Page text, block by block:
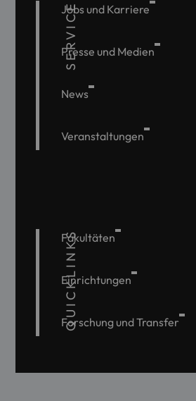
SERVICE
Jobs und Karriere
Presse und Medien
News
Veranstaltungen
QUICKLINKS
Fakultäten
Einrichtungen
Forschung und Transfer